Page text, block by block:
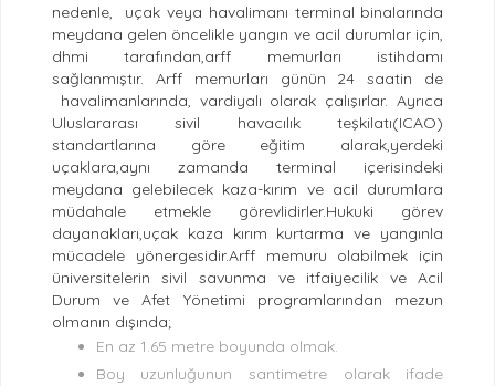
nedenle, uçak veya havalimanı terminal binalarında
meydana gelen öncelikle yangın ve acil durumlar için,
dhmi tarafından,arff memurları istihdamı
sağlanmıştır. Arff memurları günün 24 saatin de
havalimanlarında, vardiyalı olarak çalışırlar. Ayrıca
Uluslararası sivil havacılık teşkilatı(ICAO)
standartlarına göre eğitim alarak,yerdeki
uçaklara,aynı zamanda terminal içerisindeki
meydana gelebilecek kaza-kırım ve acil durumlara
müdahale etmekle görevlidirler.Hukuki görev
dayanakları,uçak kaza kırım kurtarma ve yangınla
mücadele yönergesidir.Arff memuru olabilmek için
üniversitelerin sivil savunma ve itfaiyecilik ve Acil
Durum ve Afet Yönetimi programlarından mezun
olmanın dışında;
En az 1.65 metre boyunda olmak.
Boy uzunluğunun santimetre olarak ifade